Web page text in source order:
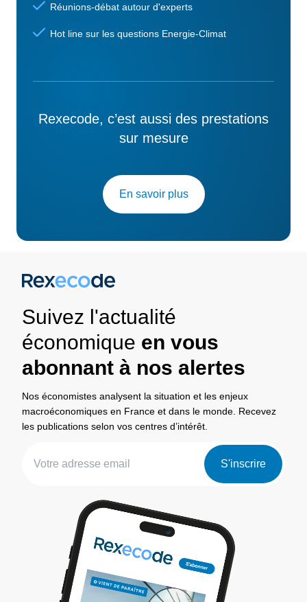
Réunions-débat autour d'experts
Hot line sur les questions Energie-Climat
Rexecode, c’est aussi des prestations
sur mesure
En savoir plus
Suivez l'actualité
économique en vous
abonnant à nos alertes
Nos économistes analysent la situation et les enjeux
macroéconomiques en France et dans le monde. Recevez
les publications selon vos centres d’intérêt.
S'inscrire